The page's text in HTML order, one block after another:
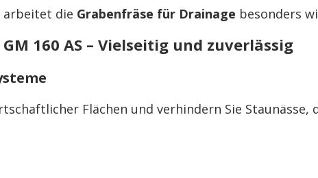
die Grabenfräse für Drainage besonders
160 AS – Vielseitig und zuverlässig
Flächen und verhindern Sie Staunässe,